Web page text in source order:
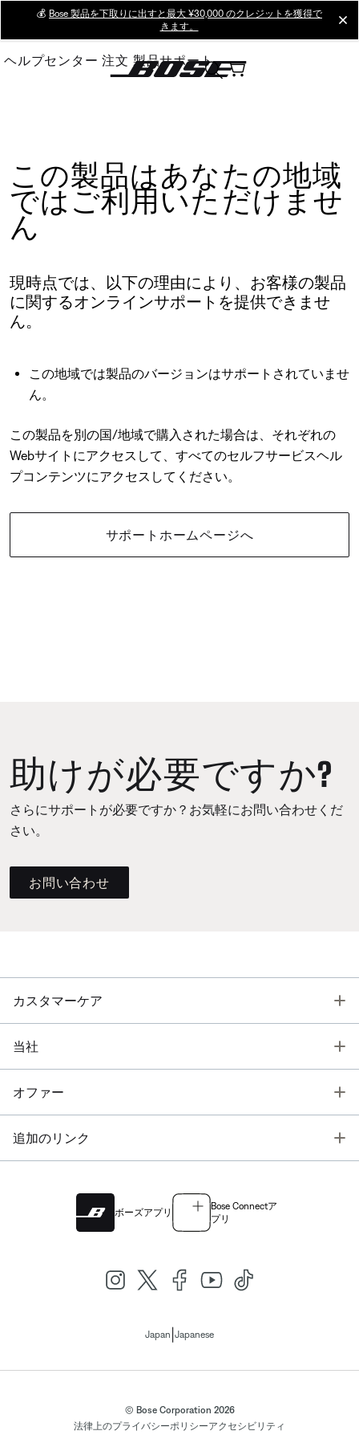
Main
💰 Bose 製品を下取りに出すと最大 ¥30,000 のクレジットを獲得で
きます。
ヘルプセンター 注文 製品サポート
この製品はあなたの地域
ではご利用いただけませ
ん
現時点では、以下の理由により、お客様の製品
に関するオンラインサポートを提供できませ
ん。
この地域では製品のバージョンはサポートされていませ
ん。
この製品を別の国/地域で購入された場合は、それぞれの
Webサイトにアクセスして、すべてのセルフサービスヘル
プコンテンツにアクセスしてください。
サポートホームページへ
助けが必要ですか?
さらにサポートが必要ですか？お気軽にお問い合わせくだ
さい。
お問い合わせ
カスタマーケア
当社
オファー
追加のリンク
ボーズアプリ
Bose Connectア
プリ
Japan Japanese
© Bose Corporation 2026
法律上のプライバシーポリシーアクセシビリティ